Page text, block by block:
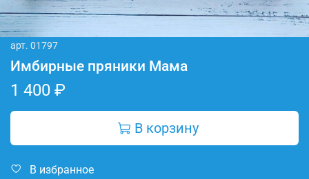
арт. 01797
Имбирные пряники Мама
1 400 ₽
В корзину
В избранное